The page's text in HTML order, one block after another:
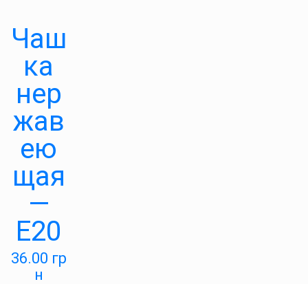
Чаш
ка
нер
жав
ею
щая
—
Е20
36.00 гр
н